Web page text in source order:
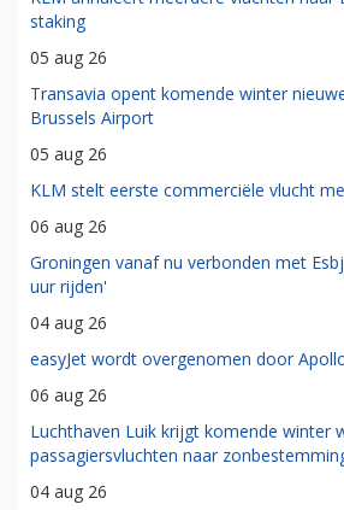
staking
05 aug 26
Transavia opent komende winter
Brussels Airport
05 aug 26
KLM stelt eerste commerciële vlucht
06 aug 26
Groningen vanaf nu verbonden met
uur rijden'
04 aug 26
easyJet wordt overgenomen door
06 aug 26
Luchthaven Luik krijgt komende winter
passagiersvluchten naar
04 aug 26